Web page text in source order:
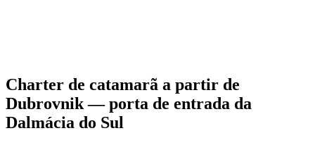
reúne cultura, prazer de navegar e enseadas isoladas.
Charter de catamarã a partir de
Dubrovnik — porta de entrada da
Dalmácia do Sul